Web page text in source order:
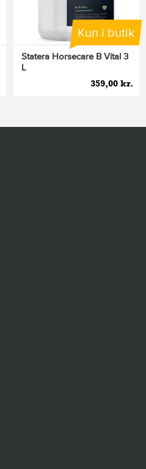
Kun i butik
Statera Horsecare B Vital 3
L
359,00 kr.